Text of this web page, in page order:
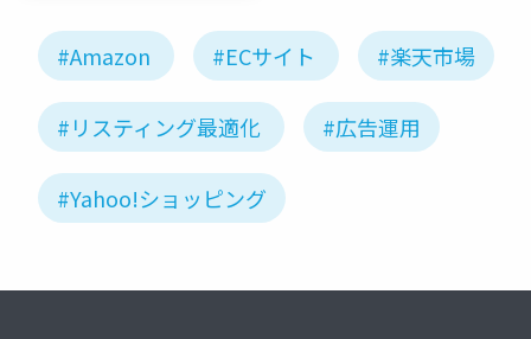
#Amazon #ECサイト #楽天市場
#リスティング最適化 #広告運用
#Yahoo!ショッピング